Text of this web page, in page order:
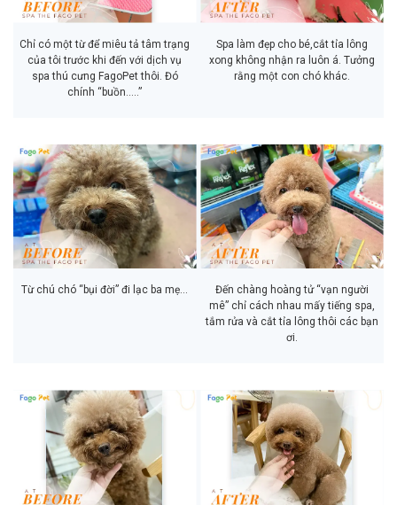
Chỉ có một từ để miêu tả tâm trạng
của tôi trước khi đến với dịch vụ
spa thú cưng FagoPet thôi. Đó
chính “buồn…..”
Spa làm đẹp cho bé,cắt tỉa lông
xong không nhận ra luôn á. Tưởng
rằng một con chó khác.
Từ chú chó “bụi đời” đi lạc ba mẹ…
Đến chàng hoàng tử “vạn người
mê” chỉ cách nhau mấy tiếng spa,
tắm rửa và cắt tỉa lông thôi các bạn
ơi.